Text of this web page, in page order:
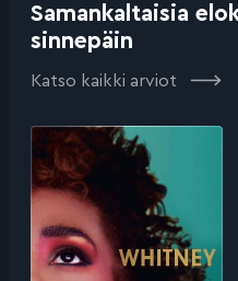
Samankaltaisia
sinnepäin
Katso kaikki arviot